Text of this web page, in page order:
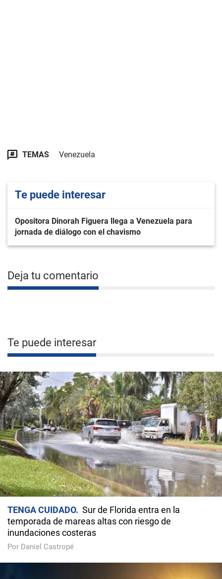
TEMAS Venezuela
Te puede interesar
Opositora Dinorah Figuera llega a Venezuela para
jornada de diálogo con el chavismo
Deja tu comentario
Te puede interesar
TENGA CUIDADO
Sur de Florida entra en la
temporada de mareas altas con riesgo de
inundaciones costeras
Por Daniel Castropé